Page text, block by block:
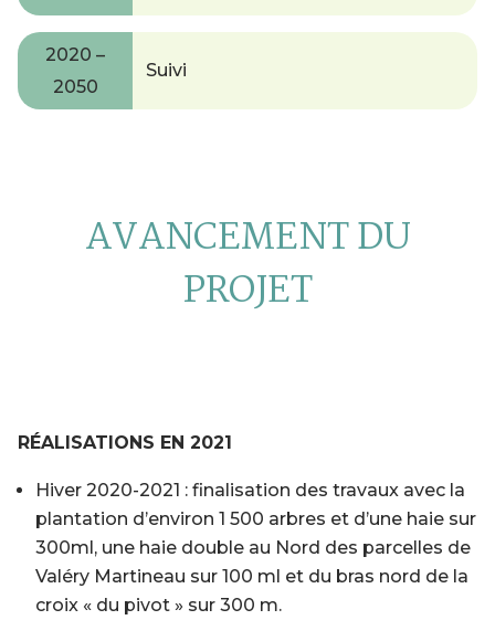
2020 –
2050
Suivi
AVANCEMENT DU
PROJET
RÉALISATIONS EN 2021
Hiver 2020-2021 : finalisation des travaux avec la
plantation d’environ 1 500 arbres et d’une haie sur
300ml, une haie double au Nord des parcelles de
Valéry Martineau sur 100 ml et du bras nord de la
croix « du pivot » sur 300 m.